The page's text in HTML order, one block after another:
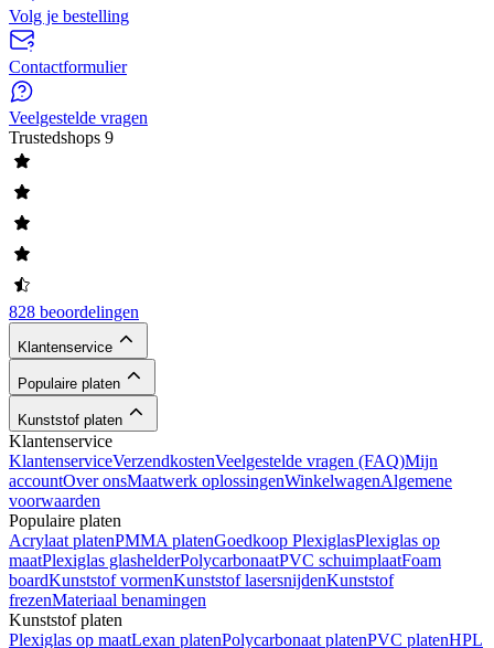
Volg je bestelling
Contactformulier
Veelgestelde vragen
Trustedshops 9
828 beoordelingen
Klantenservice
Populaire platen
Kunststof platen
Klantenservice
KlantenserviceVerzendkostenVeelgestelde vragen (FAQ)Mijn
accountOver onsMaatwerk oplossingenWinkelwagenAlgemene
voorwaarden
Populaire platen
Acrylaat platenPMMA platenGoedkoop PlexiglasPlexiglas op
maatPlexiglas glashelderPolycarbonaatPVC schuimplaatFoam
boardKunststof vormenKunststof lasersnijdenKunststof
frezenMateriaal benamingen
Kunststof platen
Plexiglas op maatLexan platenPolycarbonaat platenPVC platenHPL